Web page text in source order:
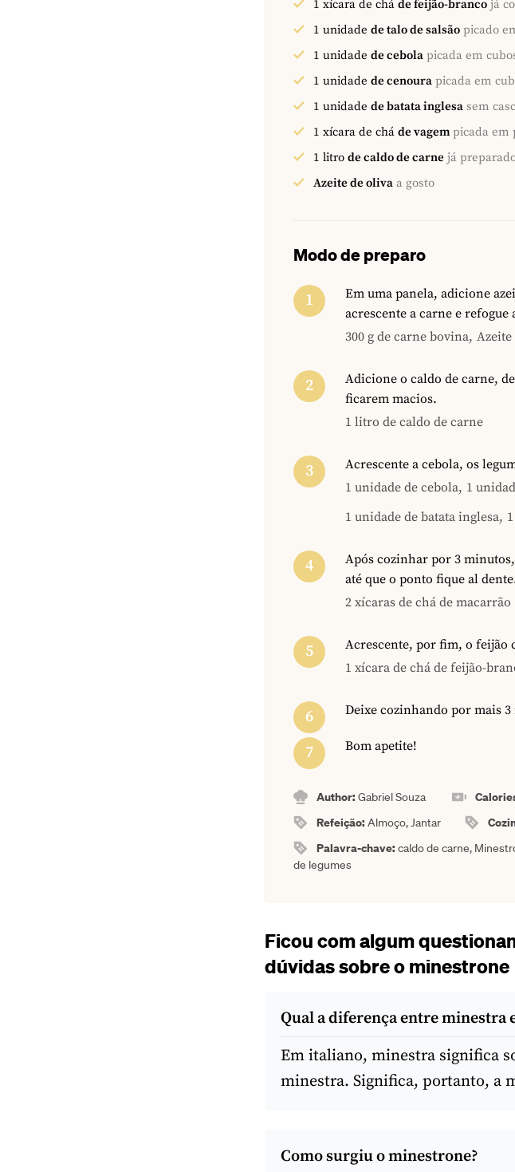
1 xícara de chá de feijão-branco já
1 unidade de talo de salsão picado
1 unidade de cebola picada em
1 unidade de cenoura picada em
1 unidade de batata inglesa sem
1 xícara de chá de vagempicada em
1 litro de caldo de carne já
Azeite de oliva a gosto
Modo de preparo
Em uma panela, adicione
acrescente a carne e refogue
300 g de carne bovina,
Adicione o caldo de carne,
ficarem macios.
1 litro de caldo de carne
Acrescente a cebola, os
1 unidade de cebola, 1
1 unidade de batata inglesa,
Após cozinhar por 3
até que o ponto fique al
2 xícaras de chá de macarrão
Acrescente, por fim, o feijão
1 xícara de chá de feijão-
Deixe cozinhando por mais
Bom apetite!
Author:Gabriel Souza
Refeição:Almoço, Jantar
Palavra-chave:caldo de carne,
de legumes
Ficou com algum
dúvidas sobre o minestrone
Qual a diferença entre minestra
Em italiano, minestra significa
minestra. Significa, portanto, a
Como surgiu o minestrone?